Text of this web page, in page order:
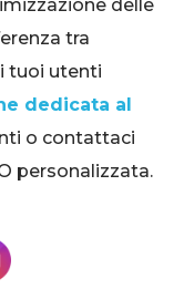
delle
tra
tuoi utenti
dedicata al
o contattaci
personalizzata.